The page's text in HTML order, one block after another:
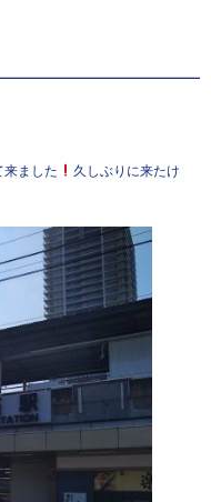
来ました
久しぶりに来たけ